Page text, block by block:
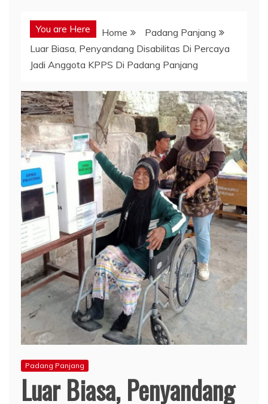
You are Here Home
Padang Panjang
Luar Biasa, Penyandang Disabilitas Di Percaya
Jadi Anggota KPPS Di Padang Panjang
Padang Panjang
Luar Biasa, Penyandang